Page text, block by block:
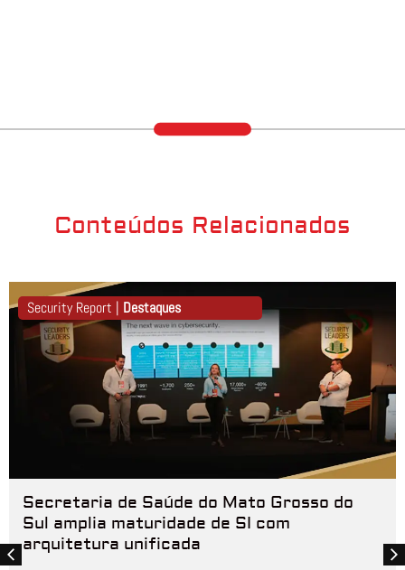
Conteúdos Relacionados
Security Report | Destaques
Secretaria de Saúde do Mato Grosso do
Sul amplia maturidade de SI com
arquitetura unificada